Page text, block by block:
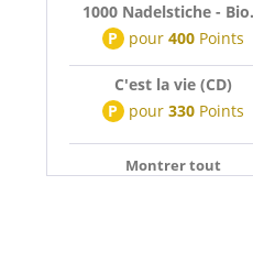
1000 Nadelstiche -
P pour 400Points
C'est la vie (CD)
P pour 330Points
Montrer tout